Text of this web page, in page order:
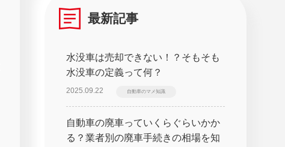
最新記事
水没車は売却できない！？そもそも
水没車の定義って何？
2025.09.22 自動車のマメ知識
自動車の廃車っていくらぐらいかか
る？業者別の廃車手続きの相場を知